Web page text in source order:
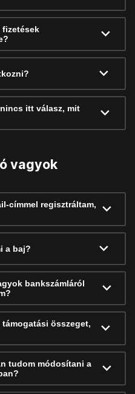
fizetések
itt válasz, mit
vagyok
címmel regisztráltam,
a baj?
bankszámláról
összeget,
tudom módosítani a